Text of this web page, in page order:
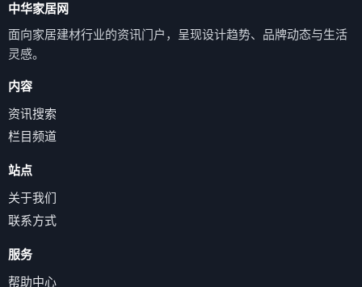
中华家居网
面向家居建材行业的资讯门户，呈现设计趋势、品牌动态与生活
灵感。
内容
资讯搜索
栏目频道
站点
关于我们
联系方式
服务
帮助中心